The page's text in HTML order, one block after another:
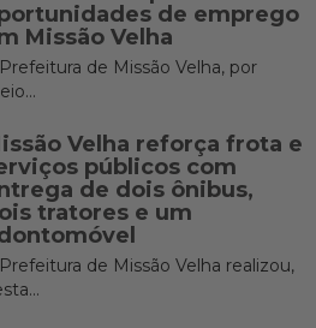
de emprego
Missão Velha
de Missão Velha, por
Velha reforça frota e
públicos com
de dois ônibus,
tratores e um
de Missão Velha realizou,